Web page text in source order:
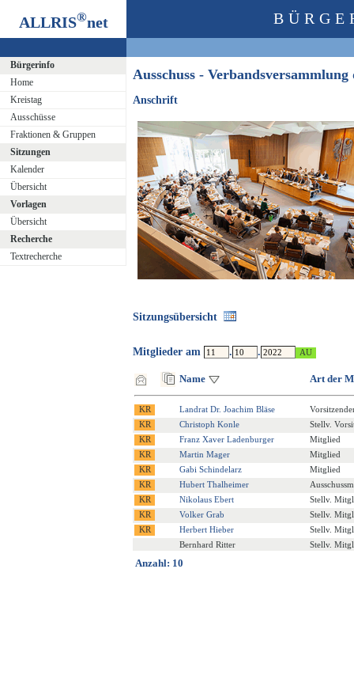
ALLRIS®net
Bürgerinfo
Home
Kreistag
Ausschüsse
Fraktionen & Gruppen
Sitzungen
Kalender
Übersicht
Vorlagen
Übersicht
Recherche
Textrecherche
Ausschuss -
Anschrift
Sitzungsübersicht
Mitglieder am . .
Name Art der
Landrat Dr. Joachim Bläse
Christoph Konle
Stellv.
Franz Xaver Ladenburger
Mitglied
Martin Mager
Mitglied
Gabi Schindelarz
Mitglied
Hubert Thalheimer
Nikolaus Ebert
Stellv.
Volker Grab
Stellv.
Herbert Hieber
Stellv.
Bernhard Ritter
Stellv.
Anzahl: 10